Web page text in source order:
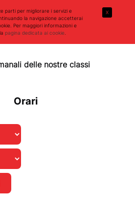
delle nostre classi
Orari
parti per migliorare i servizi e
la navigazione accetterai
Per maggiori informazioni e
pagina dedicata ai cookie
X